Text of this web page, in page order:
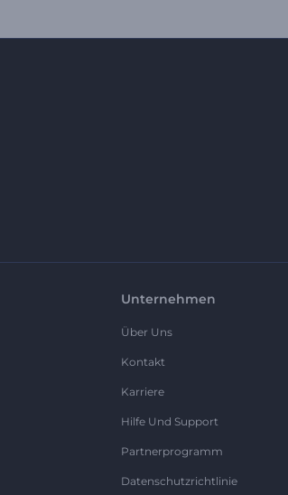
Unternehmen
Über Uns
Kontakt
Karriere
Hilfe Und Support
Partnerprogramm
Datenschutzrichtlinie